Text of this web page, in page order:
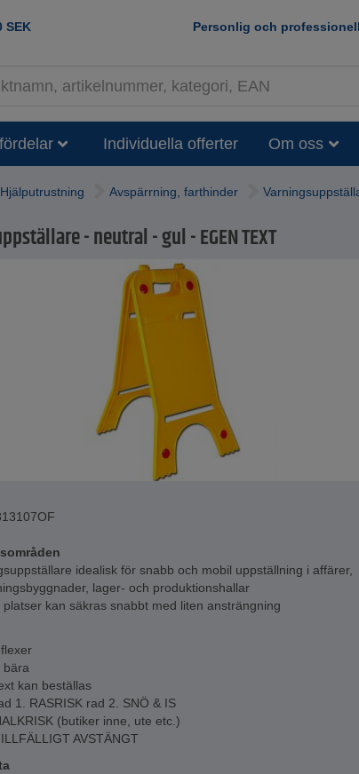
SEK Personlig och
Individuella offerter Om oss
Hjälputrustning Avspärrning, farthinder
- neutral - gul - EGEN TEXT
idealisk för snabb och mobil uppställning i affärer,
lager- och produktionshallar
platser kan säkras snabbt med liten ansträngning
bära
kan beställas
1. RASRISK rad 2. SNÖ & IS
(butiker inne, ute etc.)
AVSTÄNGT